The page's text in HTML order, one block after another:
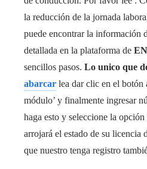
la reducción de la jornada
puede encontrar la información
detallada en la plataforma de
sencillos pasos. Lo unico que
abarcar lea dar clic en el botón
módulo’ y finalmente ingresar
haga esto y seleccione la
arrojará el estado de su licencia
que nuestro tenga registro